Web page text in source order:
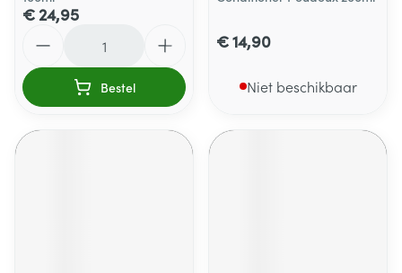
€ 24,95
Bestel
€ 14,90
Niet beschikbaar